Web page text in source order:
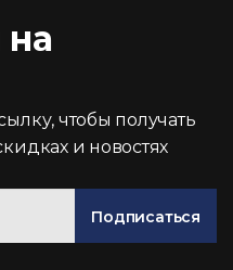
чтобы получать
и новостях
Подписаться